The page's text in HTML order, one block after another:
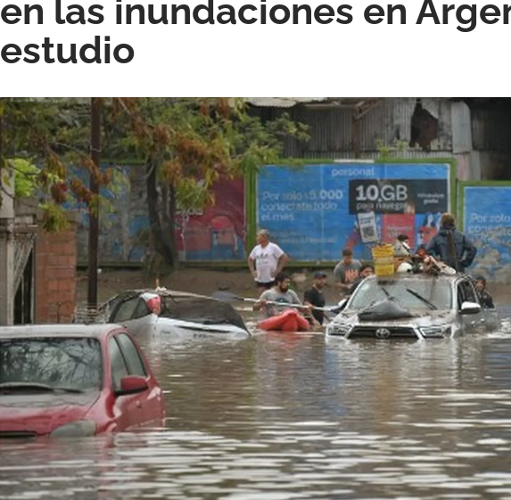
en las inundaciones en
estudio